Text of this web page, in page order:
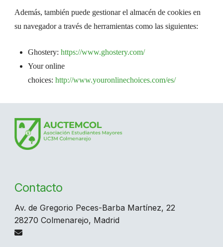
Además, también puede gestionar el almacén de cookies en
su navegador a través de herramientas como las siguientes:
Ghostery: https://www.ghostery.com/
Your online
choices: http://www.youronlinechoices.com/es/
Contacto
Av. de Gregorio Peces-Barba Martínez, 22
28270 Colmenarejo, Madrid